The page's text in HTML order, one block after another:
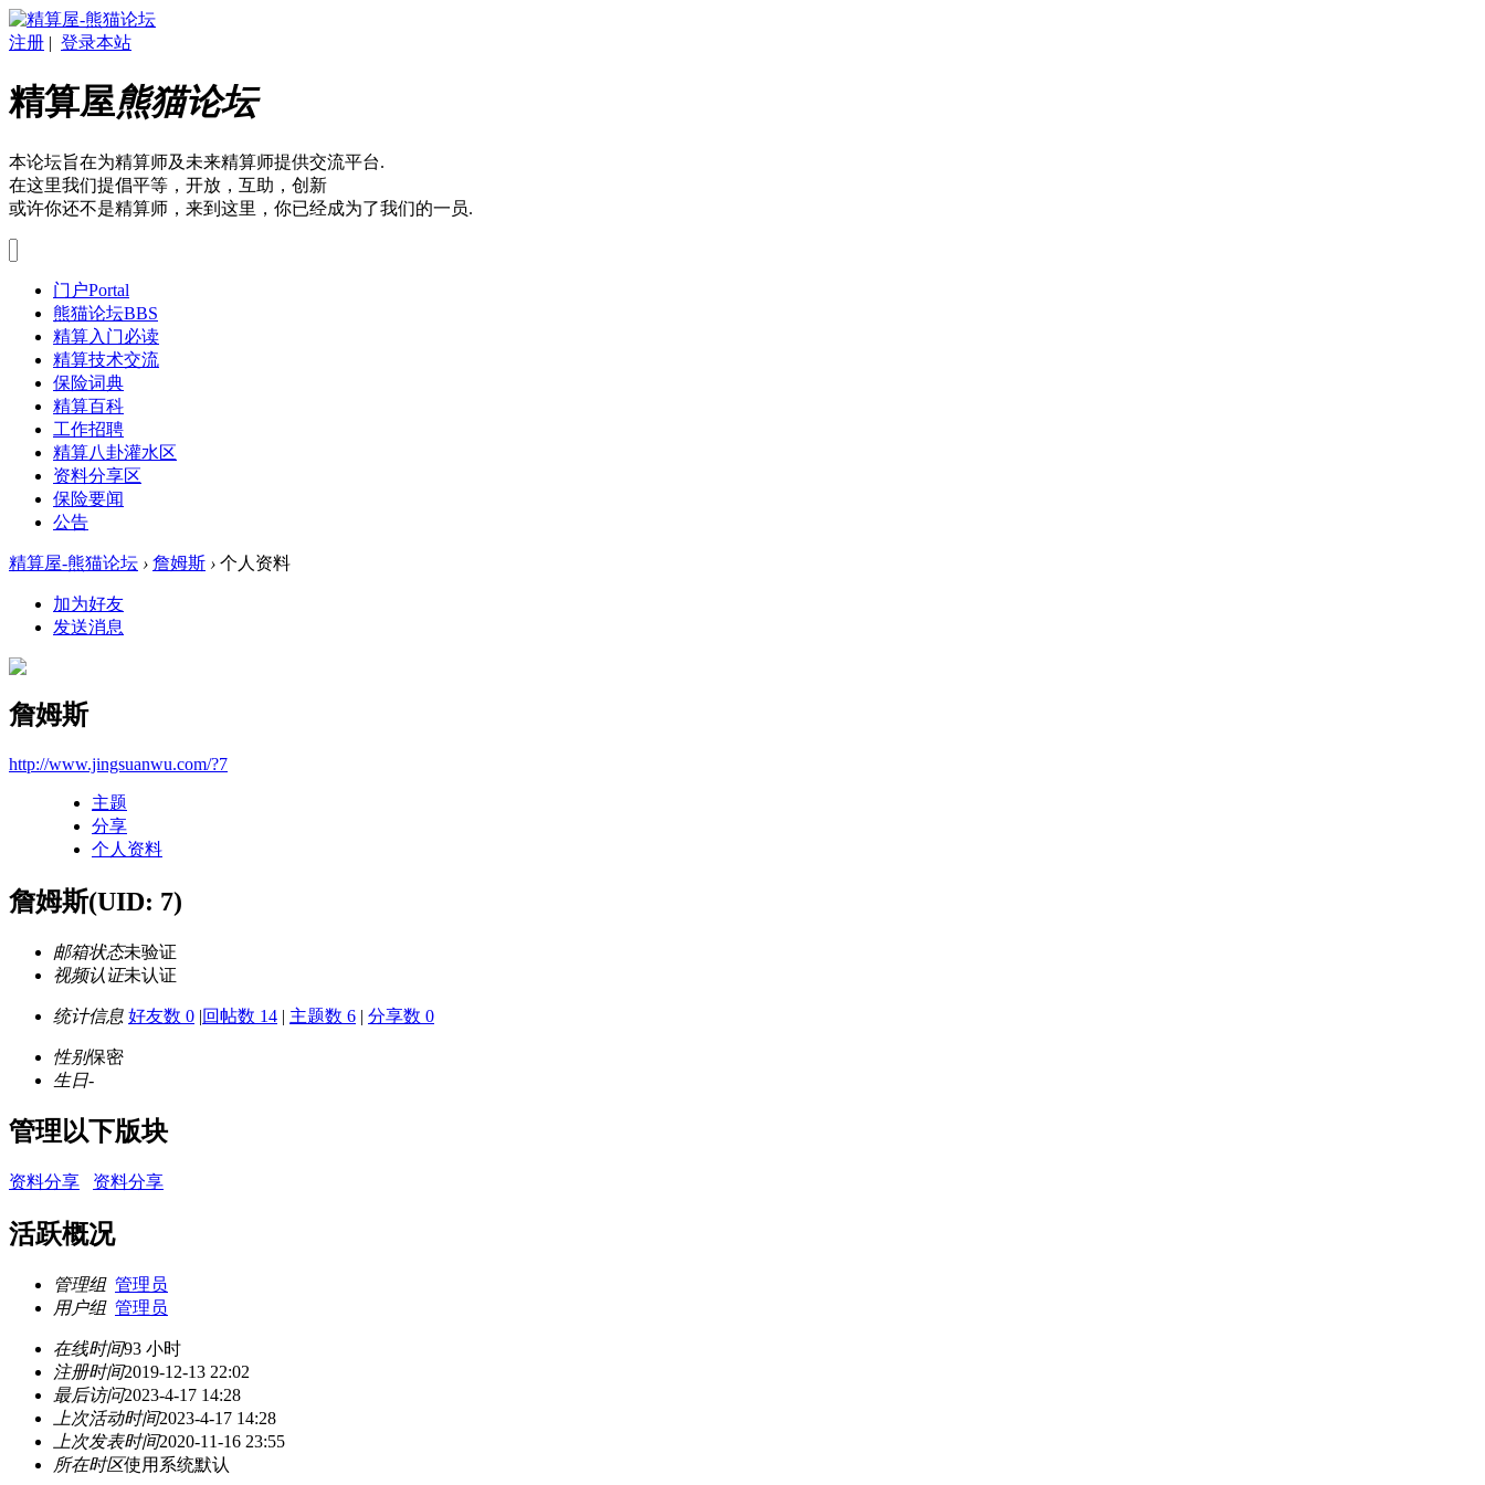
注册 | 登录本站
精算屋熊猫论坛
本论坛旨在为精算师及未来精算师提供交流平台.
在这里我们提倡平等，开放，互助，创新
或许你还不是精算师，来到这里，你已经成为了我们的一员.
门户Portal
熊猫论坛BBS
精算入门必读
精算技术交流
保险词典
精算百科
工作招聘
精算八卦灌水区
资料分享区
保险要闻
公告
精算屋-熊猫论坛 › 詹姆斯 › 个人资料
加为好友
发送消息
詹姆斯
http://www.jingsuanwu.com/?7
主题
分享
个人资料
詹姆斯(UID: 7)
邮箱状态未验证
视频认证未认证
统计信息 好友数 0 |回帖数 14 | 主题数 6 | 分享数 0
性别保密
生日-
管理以下版块
资料分享 资料分享
活跃概况
管理组 管理员
用户组 管理员
在线时间93 小时
注册时间2019-12-13 22:02
最后访问2023-4-17 14:28
上次活动时间2023-4-17 14:28
上次发表时间2020-11-16 23:55
所在时区使用系统默认